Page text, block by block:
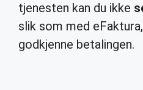
tjenesten kan du ikke
slik som med
godkjenne betalingen.